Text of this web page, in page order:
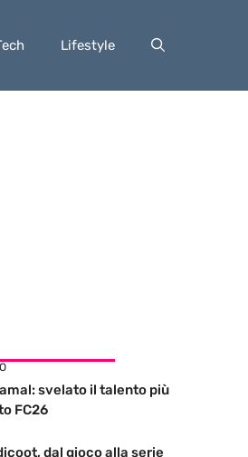
Lifestyle
svelato il talento più
FC26
dal gioco alla serie